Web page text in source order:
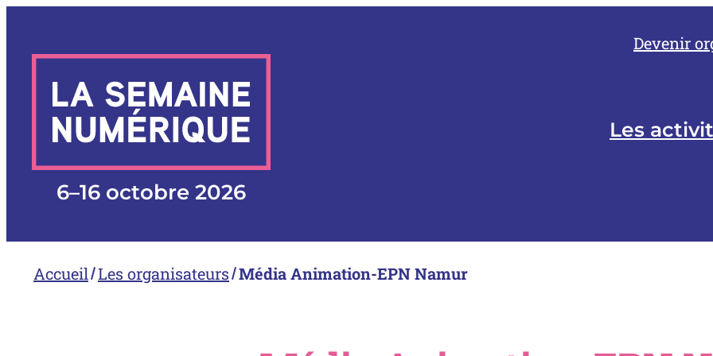
contenu
Devenir
6–16 octobre 2026
Les
Accueil Les organisateurs Média Animation-EPN Namur